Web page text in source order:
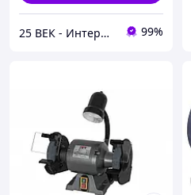
25 ВЕК - Интернет-Магазин: электрический, бензиновый, аккумуляторный инструмент и строительство. 99%